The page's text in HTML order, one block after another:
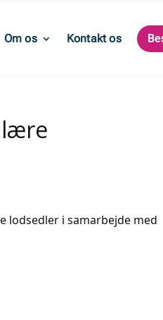
Om os Kontakt os
lodsedler i samarbejde med